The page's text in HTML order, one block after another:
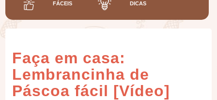
FÁCEIS DICAS
Faça em casa:
Lembrancinha de
Páscoa fácil [Vídeo]